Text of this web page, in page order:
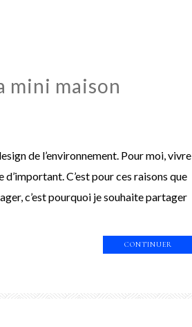
mini maison
de l’environnement. Pour moi, vivre
C’est pour ces raisons que
c’est pourquoi je souhaite partager
CONTINUER